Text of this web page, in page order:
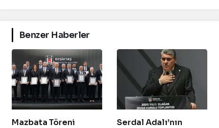
Benzer Haberler
Mazbata Töreni
Serdal Adalı’nın